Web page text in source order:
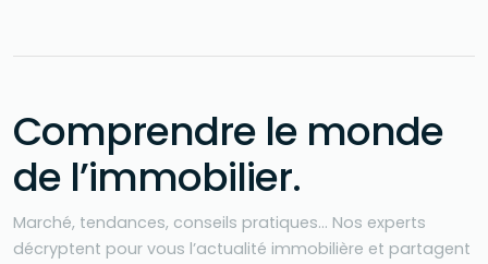
Comprendre le monde
de l’immobilier.
Marché, tendances, conseils pratiques… Nos experts
décryptent pour vous l’actualité immobilière et partagent